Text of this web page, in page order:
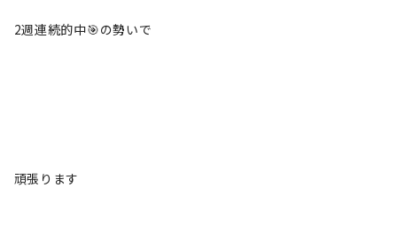
2週連続的中🎯の勢いで
頑張ります